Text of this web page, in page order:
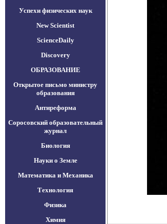
Успехи физических наук
New Scientist
ScienceDaily
Discovery
ОБРАЗОВАНИЕ
Открытое письмо министру
образования
Антиреформа
Соросовский образовательный
журнал
Биология
Науки о Земле
Математика и Механика
Технология
Физика
Химия